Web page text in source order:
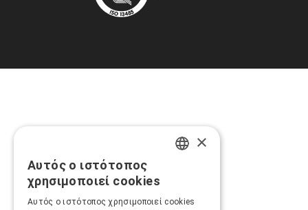
×
Αυτός ο ιστότοπος
χρησιμοποιεί cookies
Αυτός ο ιστότοπος χρησιμοποιεί cookies